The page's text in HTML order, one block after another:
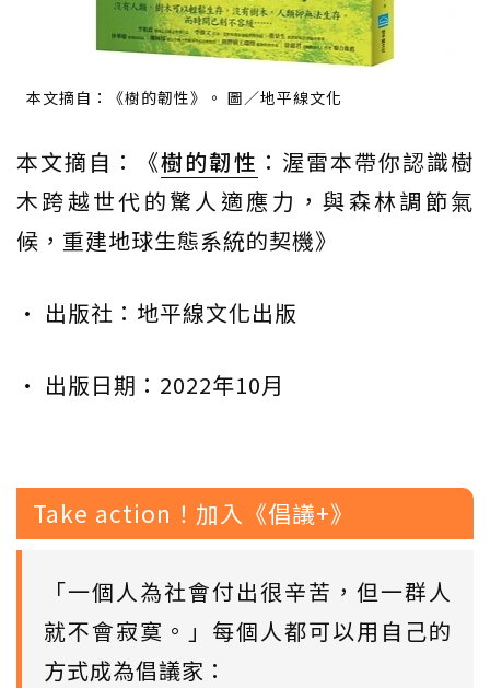
本文摘自：《樹的韌性》。 圖／地平線文化
本文摘自：《樹的韌性 ：渥雷本帶你認識樹
木跨越世代的驚人適應力，與森林調節氣
候，重建地球生態系統的契機》
• 出版社：地平線文化出版
• 出版日期：2022年10月
Take action！加入《倡議+》
「一個人為社會付出很辛苦，但一群人
就不會寂寞。」每個人都可以用自己的
方式成為倡議家：